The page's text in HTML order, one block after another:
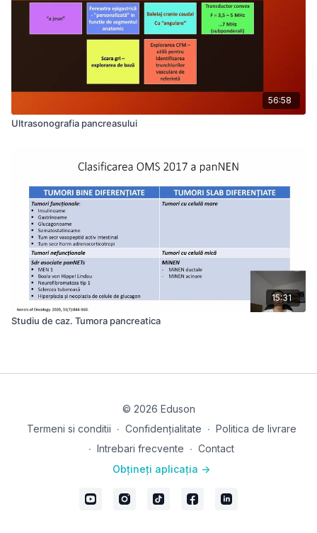
56:58
Ultrasonografia pancreasului
15:31
Studiu de caz. Tumora pancreatica
© 2026 Eduson
Termeni si conditii ∙ Confidențialitate ∙ Politica de livrare
∙ Intrebari frecvente ∙ Contact
Obțineți aplicația ->